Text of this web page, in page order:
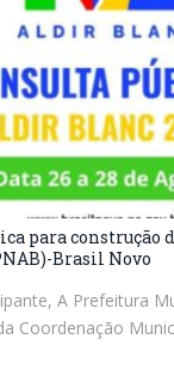
para construção
Brasil Novo
A Prefeitura
Coordenação